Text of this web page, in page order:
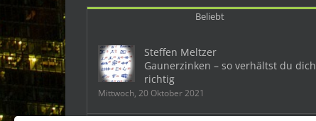
Beliebt
Steffen Meltzer
Gaunerzinken – so verhältst du dich
richtig
Mittwoch, 20 Oktober 2021